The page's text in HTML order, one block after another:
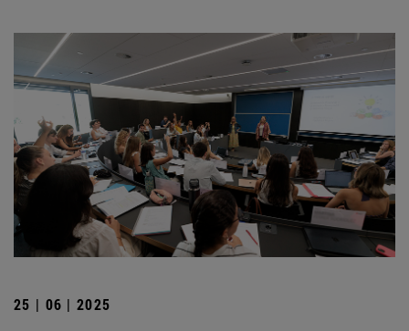
25 | 06 | 2025